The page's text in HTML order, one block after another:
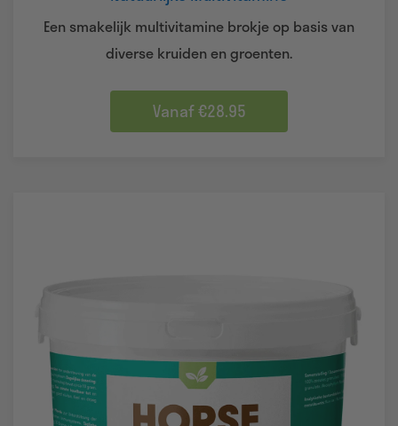
Een smakelijk multivitamine brokje op basis van
diverse kruiden en groenten.
Vanaf €28.95